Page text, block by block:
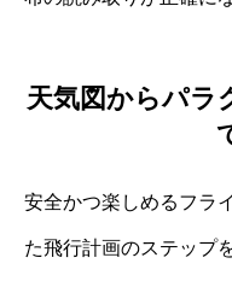
天気図からパラ
安全かつ楽しめるフラ
た飛行計画のステップ